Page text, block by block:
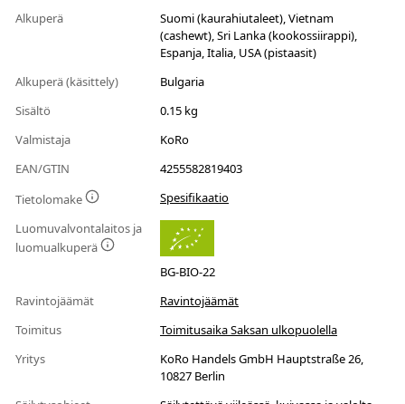
Alkuperä
Suomi (kaurahiutaleet), Vietnam
(cashewt), Sri Lanka (kookossiirappi),
Espanja, Italia, USA (pistaasit)
Alkuperä (käsittely)
Bulgaria
Sisältö
0.15 kg
Valmistaja
KoRo
EAN/GTIN
4255582819403
Tietolomake
Spesifikaatio
Luomuvalvontalaitos ja
luomualkuperä
BG-BIO-22
Ravintojäämät
Ravintojäämät
Toimitus
Toimitusaika Saksan ulkopuolella
Yritys
KoRo Handels GmbH Hauptstraße 26,
10827 Berlin